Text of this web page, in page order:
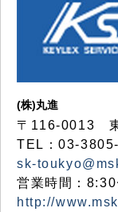
(株)丸進
〒116-0013
TEL：03-
sk-
営業時間：
http://